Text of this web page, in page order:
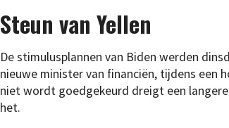
Steun van Yellen
De stimulusplannen van Biden werden
nieuwe minister van financiën, tijdens een
niet wordt goedgekeurd dreigt een langere
het.